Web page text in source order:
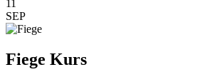
11
SEP
Fiege Kurs